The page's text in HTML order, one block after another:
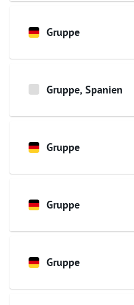
Gruppe
Gruppe, Spanien
Gruppe
Gruppe
Gruppe